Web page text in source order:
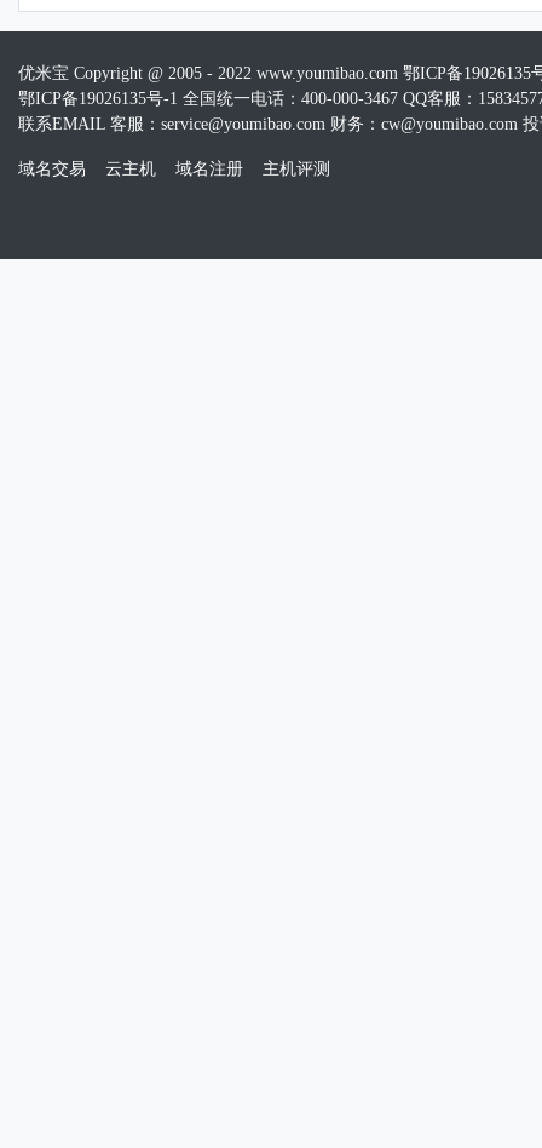
优米宝 Copyright @ 2005 - 2022 www.youmibao.com 鄂ICP备19026135
鄂ICP备19026135号-1 全国统一电话：400-000-3467 QQ客服：
联系EMAIL 客服：service@youmibao.com 财务：cw@youmibao.com
域名交易 云主机 域名注册 主机评测